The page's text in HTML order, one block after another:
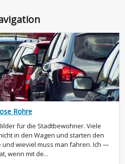
Rohre
für die Stadtbewohner. Viele
in den Wagen und starten den
und wieviel muss man fahren. Ich —
wenn mit de...